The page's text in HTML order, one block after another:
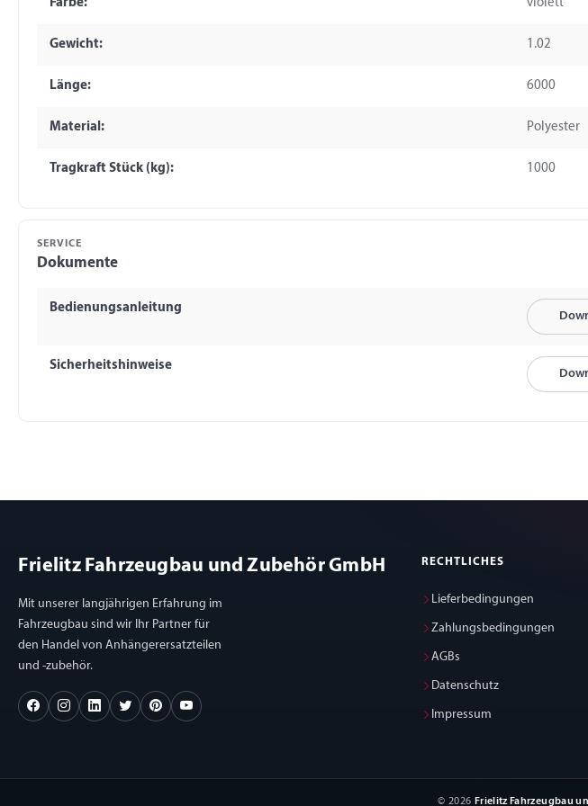
Farbe: violett
Gewicht: 1.02
Länge: 6000
Material: Polyester
Tragkraft Stück (kg): 1000
SERVICE
Dokumente
Bedienungsanleitung
Sicherheitshinweise
Frielitz Fahrzeugbau und Zubehör GmbH
Mit unserer langjährigen Erfahrung im
Fahrzeugbau sind wir Ihr Partner für
den Handel von Anhängerersatzteilen
und -zubehör.
RECHTLICHES
Lieferbedingungen
Zahlungsbedingungen
AGBs
Datenschutz
Impressum
© 2026 Frielitz Fahrzeugbau